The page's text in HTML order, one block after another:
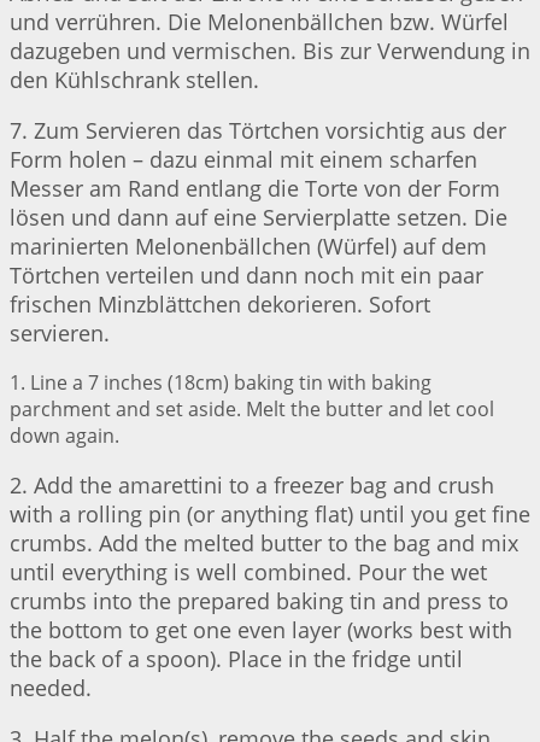
und verrühren. Die Melonenbällchen bzw. Würfel
dazugeben und vermischen. Bis zur Verwendung in
den Kühlschrank stellen.
7. Zum Servieren das Törtchen vorsichtig aus der
Form holen – dazu einmal mit einem scharfen
Messer am Rand entlang die Torte von der Form
lösen und dann auf eine Servierplatte setzen. Die
marinierten Melonenbällchen (Würfel) auf dem
Törtchen verteilen und dann noch mit ein paar
frischen Minzblättchen dekorieren. Sofort
servieren.
1. Line a 7 inches (18cm) baking tin with baking
parchment and set aside. Melt the butter and let cool
down again.
2. Add the amarettini to a freezer bag and crush
with a rolling pin (or anything flat) until you get fine
crumbs. Add the melted butter to the bag and mix
until everything is well combined. Pour the wet
crumbs into the prepared baking tin and press to
the bottom to get one even layer (works best with
the back of a spoon). Place in the fridge until
needed.